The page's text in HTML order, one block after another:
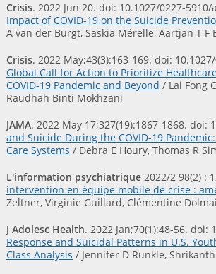
Crisis. 2022 Jun 20. doi: 10.1027/0227-
Impact of COVID-19 on the Suicide
A van der Burgt, Saskia Mérelle, Aartjan T F
Crisis. 2022 May;43(3):163-169. doi:
Global Call for Action to Prioritize
COVID-19 Pandemic and Beyond / Lai Fong
Raudhah Binti Mokhzani
JAMA. 2022 May 17;327(19):1867-1868. doi:
and Suicide During the COVID-19
Care Systems / Debra E Houry, Thomas R
L'information psychiatrique 2022/2 98(2) :
intervention en équipe mobile de crise :
Zeltner, Virginie Guillard, Clémentine
J Adolesc Health. 2022 Jan;70(1):48-56.
Response and Suicidal Patterns in U.S.
Class Analysis / Jennifer D Runkle,